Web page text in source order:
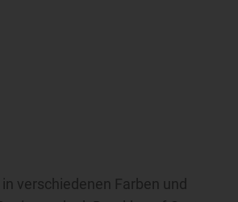
verschiedenen Farben und